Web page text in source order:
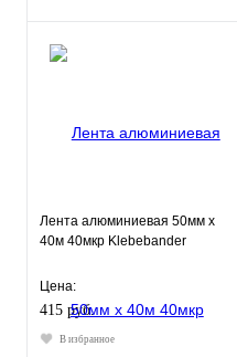
Лента алюминиевая 50мм х
40м 40мкр Klebebander
Цена:
415 руб.
В избранное